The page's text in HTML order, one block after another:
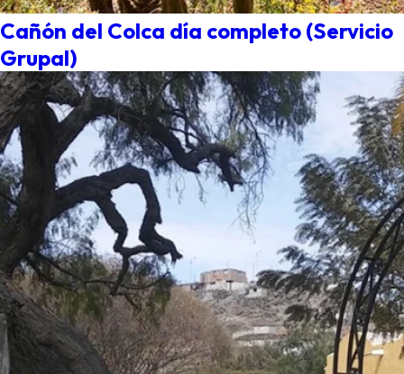
Cañón del Colca día completo (Servicio
Grupal)